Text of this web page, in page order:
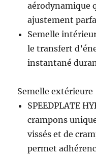
aérodynamique
ajustement
Semelle
le transfert
instantané
Semelle extérieure
SPEEDPLATE
crampons
vissés et de
permet